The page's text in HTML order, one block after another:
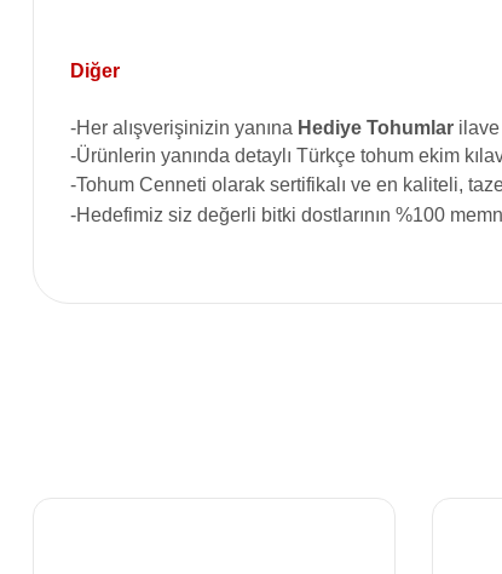
Diğer
-Her alışverişinizin yanına Hediye Tohumlar
-Ürünlerin yanında detaylı Türkçe tohum ekim
-Tohum Cenneti olarak sertifikalı ve en kaliteli,
-Hedefimiz siz değerli bitki dostlarının %100
Ürün fiyatı diğer sitelerden daha pahalı.